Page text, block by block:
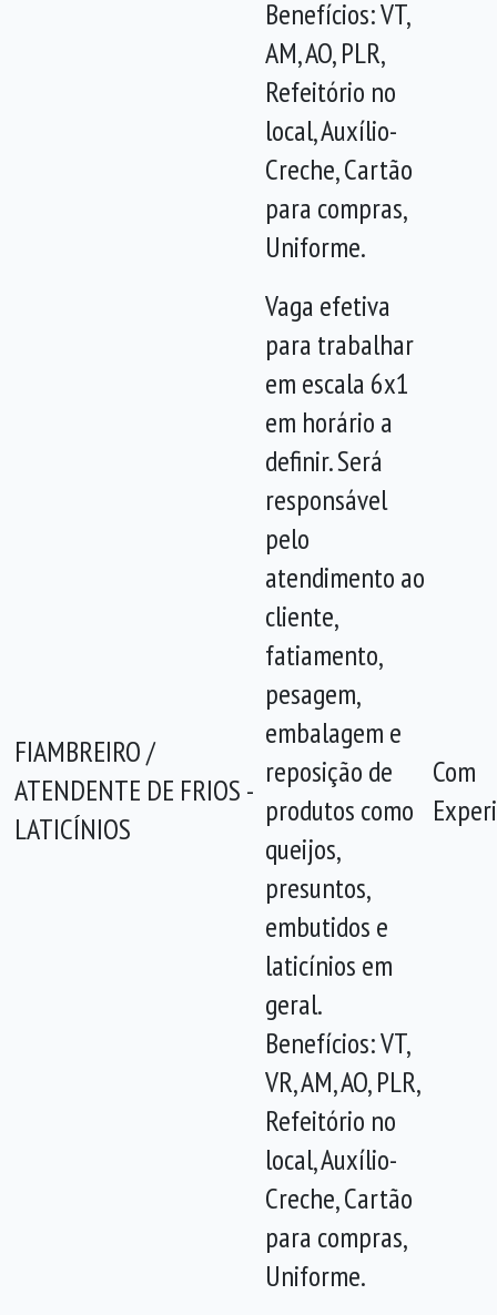
Benefícios: VT,
AM, AO, PLR,
Refeitório no
local, Auxílio-
Creche, Cartão
para compras,
Uniforme.
FIAMBREIRO /
ATENDENTE DE FRIOS -
LATICÍNIOS
Vaga efetiva
para trabalhar
em escala 6x1
em horário a
definir. Será
responsável
pelo
atendimento ao
cliente,
fatiamento,
pesagem,
embalagem e
reposição de
produtos como
queijos,
presuntos,
embutidos e
laticínios em
geral.
Benefícios: VT,
VR, AM, AO, PLR,
Refeitório no
local, Auxílio-
Creche, Cartão
para compras,
Uniforme.
Com